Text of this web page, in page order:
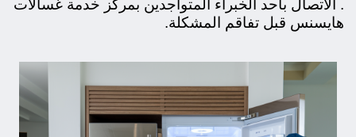
. الاتصال بأحد الخبراء المتواجدين بمركز خدمة غسالات
هايسنس قبل تفاقم المشكلة.